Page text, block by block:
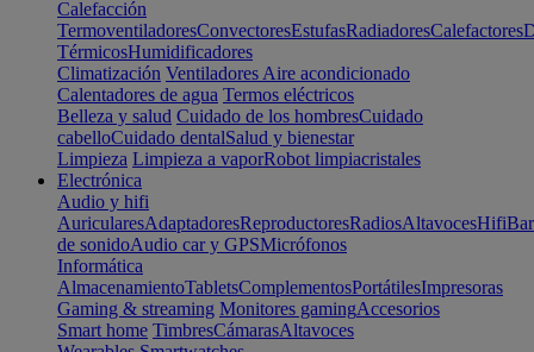
Calefacción
TermoventiladoresConvectoresEstufasRadiadoresCalefactores
TérmicosHumidificadores
Climatización Ventiladores Aire acondicionado
Calentadores de agua Termos eléctricos
Belleza y salud Cuidado de los hombresCuidado
cabelloCuidado dentalSalud y bienestar
Limpieza Limpieza a vaporRobot limpiacristales
Electrónica
Audio y hifi
AuricularesAdaptadoresReproductoresRadiosAltavocesHifi
de sonidoAudio car y GPSMicrófonos
Informática
AlmacenamientoTabletsComplementosPortátilesImpresoras
Gaming & streaming Monitores gamingAccesorios
Smart home TimbresCámarasAltavoces